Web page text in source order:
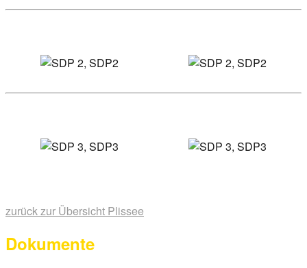
zurück zur Übersicht Plissee
Dokumente